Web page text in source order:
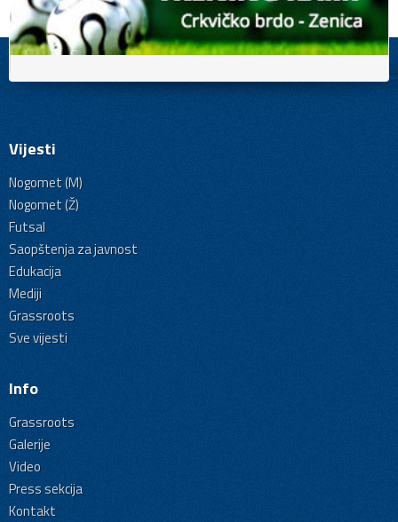
Vijesti
Nogomet (M)
Nogomet (Ž)
Futsal
Saopštenja za javnost
Edukacija
Mediji
Grassroots
Sve vijesti
Info
Grassroots
Galerije
Video
Press sekcija
Kontakt